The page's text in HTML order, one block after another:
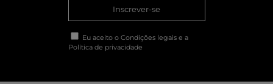
Inscrever-se
Eu aceito o Condições legais e a
Política de privacidade